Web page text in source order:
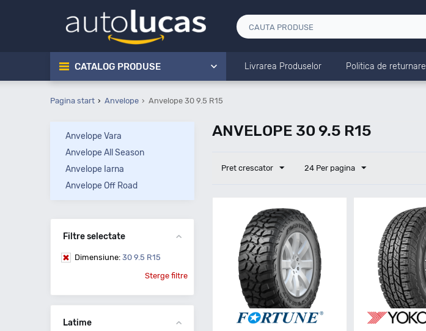
CATALOG PRODUSE Livrarea Produselor Politica de returnare
Pagina start Anvelope Anvelope 30 9.5 R15
ANVELOPE 30 9.5 R15
Pret crescator 24 Per pagina
Anvelope Vara
Anvelope All Season
Anvelope Iarna
Anvelope Off Road
Filtre selectate
Dimensiune: 30 9.5 R15
Sterge filtre
Latime